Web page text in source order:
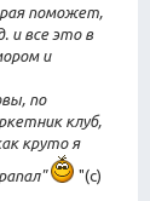
поможет,
и все это в
и
по
клуб,
круто я
"(c)